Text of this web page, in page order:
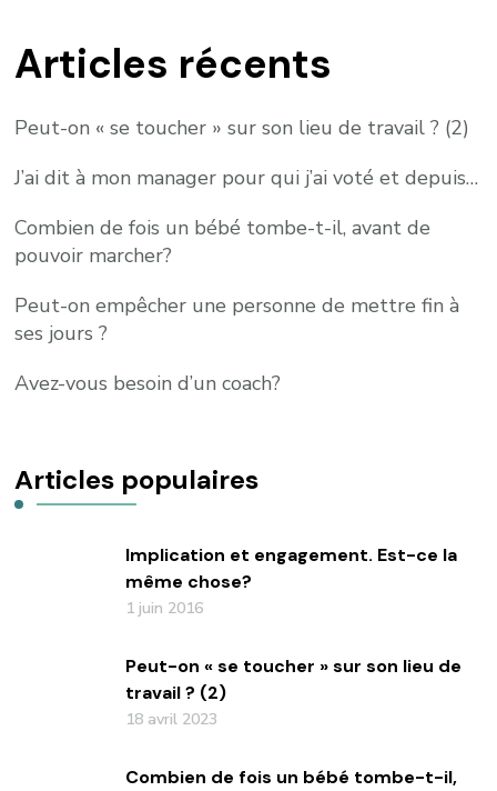
Articles récents
Peut-on « se toucher » sur son lieu de travail ? (2)
J’ai dit à mon manager pour qui j’ai voté et depuis…
Combien de fois un bébé tombe-t-il, avant de
pouvoir marcher?
Peut-on empêcher une personne de mettre fin à
ses jours ?
Avez-vous besoin d’un coach?
Articles populaires
Implication et engagement. Est-ce la
même chose?
1 juin 2016
Peut-on « se toucher » sur son lieu de
travail ? (2)
18 avril 2023
Combien de fois un bébé tombe-t-il,